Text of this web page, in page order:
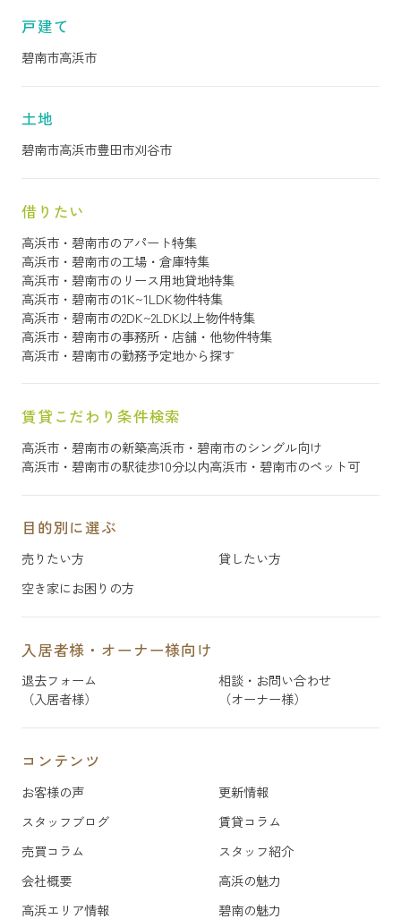
戸建て
碧南市高浜市
土地
碧南市高浜市豊田市刈谷市
借りたい
高浜市・碧南市のアパート特集
高浜市・碧南市の工場・倉庫特集
高浜市・碧南市のリース用地貸地特集
高浜市・碧南市の1K~1LDK物件特集
高浜市・碧南市の2DK~2LDK以上物件特集
高浜市・碧南市の事務所・店舗・他物件特集
高浜市・碧南市の勤務予定地から探す
賃貸こだわり条件検索
高浜市・碧南市の新築高浜市・碧南市のシングル向け
高浜市・碧南市の駅徒歩10分以内高浜市・碧南市のペット可
目的別に選ぶ
売りたい方
貸したい方
空き家にお困りの方
入居者様・オーナー様向け
退去フォーム
（入居者様）
相談・お問い合わせ
（オーナー様）
コンテンツ
お客様の声
更新情報
スタッフブログ
賃貸コラム
売買コラム
スタッフ紹介
会社概要
高浜の魅力
高浜エリア情報
碧南の魅力